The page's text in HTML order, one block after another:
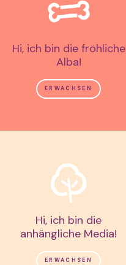
Hi, ich bin die fröhliche
Alba!
ERWACHSEN
Hi, ich bin die
anhängliche Media!
ERWACHSEN